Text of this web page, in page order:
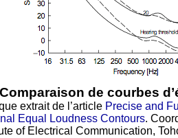
Comparaison de courbes
extrait de l’article Precise and
Equal Loudness Contours.
of Electrical Communication,